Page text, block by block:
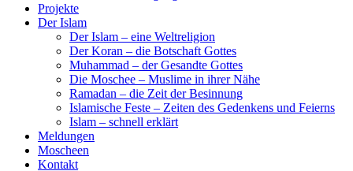
Projekte
Der Islam
Der Islam – eine Weltreligion
Der Koran – die Botschaft Gottes
Muhammad – der Gesandte Gottes
Die Moschee – Muslime in ihrer Nähe
Ramadan – die Zeit der Besinnung
Islamische Feste – Zeiten des Gedenkens und Feierns
Islam – schnell erklärt
Meldungen
Moscheen
Kontakt